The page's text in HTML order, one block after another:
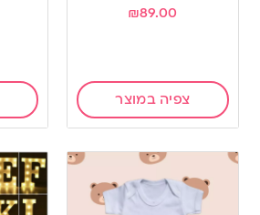
₪89.00
צפיה במוצר